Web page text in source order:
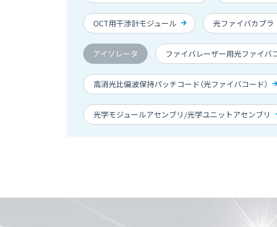
OCT用干渉計モジュール 光ファイバカプラ
アイソレータ ファイバレーザー用光ファイバ
高消光比偏波保持パッチコード（光ファイバコード）
光学モジュールアセンブリ/光学ユニットアセンブリ